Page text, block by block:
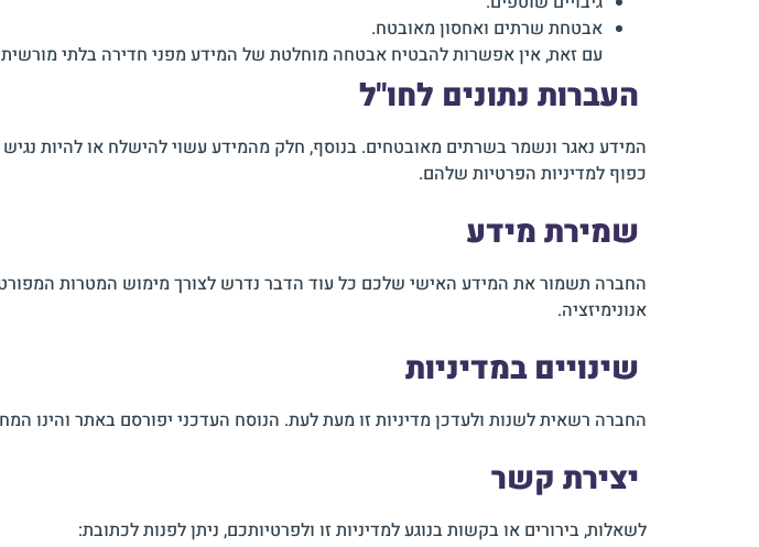
אבטחת שרתים ואחסון מאובטח.
עם זאת, אין אפשרות להבטיח אבטחה מוחלטת של המידע מפני חדירה בלתי
העברות נתונים לחו"ל
כפוף למדיניות הפרטיות שלהם.
שמירת מידע
החברה תשמור את המידע האישי שלכם כל עוד הדבר נדרש לצורך מימוש המטרות
אנונימיזציה.
שינויים במדיניות
החברה רשאית לשנות ולעדכן מדיניות זו מעת לעת. הנוסח העדכני יפורסם באתר והינו
יצירת קשר
לשאלות, בירורים או בקשות בנוגע למדיניות זו ולפרטיותכם, ניתן לפנות לכתובת: